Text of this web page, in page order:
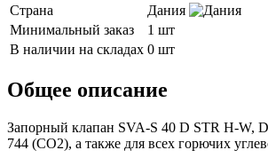
Страна
Дания
Минимальный заказ
1 шт
В наличии на складах 0 шт
Общее описание
Запорный клапан SVA-S 40 D STR H-W,
744 (CO2), а также для всех горючих